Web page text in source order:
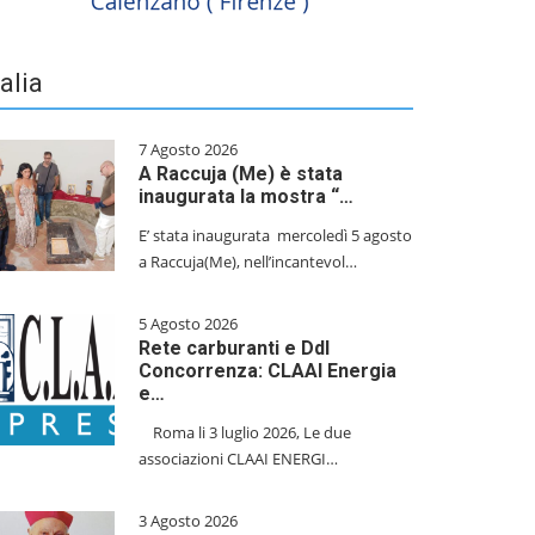
7 Agosto 2026
A Raccuja (Me) è stata
inaugurata la mostra “…
E’ stata inaugurata mercoledì 5 agosto
a Raccuja(Me), nell’incantevol…
5 Agosto 2026
Rete carburanti e Ddl
Concorrenza: CLAAI Energia
e…
​Roma li 3 luglio 2026, Le due
associazioni CLAAI ENERGI…
3 Agosto 2026